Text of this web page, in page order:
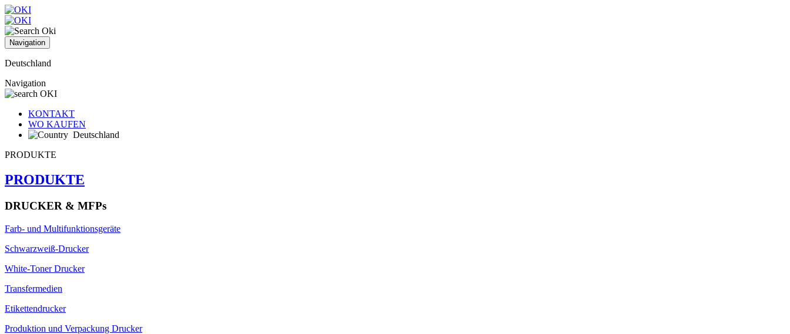
Navigation
Deutschland
Navigation
KONTAKT
WO KAUFEN
Deutschland
PRODUKTE
PRODUKTE
DRUCKER & MFPs
Farb- und Multifunktionsgeräte
Schwarzweiß-Drucker
White-Toner Drucker
Transfermedien
Etikettendrucker
Produktion und Verpackung Drucker